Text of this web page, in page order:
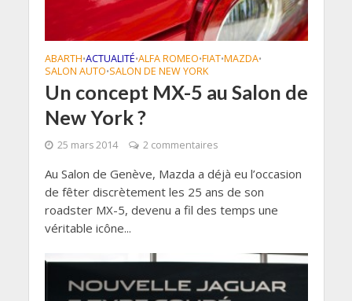
ABARTH•ACTUALITÉ•ALFA ROMEO•FIAT•MAZDA•
SALON AUTO•SALON DE NEW YORK
Un concept MX-5 au Salon de
New York ?
25 mars 2014 2 commentaires
Au Salon de Genève, Mazda a déjà eu l’occasion
de fêter discrètement les 25 ans de son
roadster MX-5, devenu a fil des temps une
véritable icône...